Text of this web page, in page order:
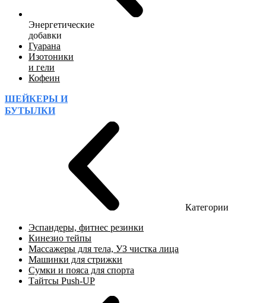
Энергетические
добавки
Гуарана
Изотоники
и гели
Кофеин
ШЕЙКЕРЫ И
БУТЫЛКИ
Категории
Эспандеры, фитнес резинки
Кинезио тейпы
Массажеры для тела, УЗ чистка лица
Машинки для стрижки
Сумки и пояса для спорта
Тайтсы Push-UP